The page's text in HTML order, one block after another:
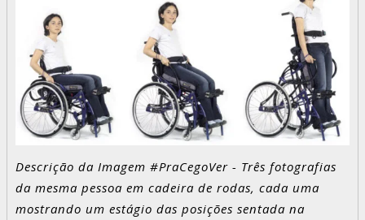
Descrição da Imagem #PraCegoVer - Três fotografias
da mesma pessoa em cadeira de rodas, cada uma
mostrando um estágio das posições sentada na